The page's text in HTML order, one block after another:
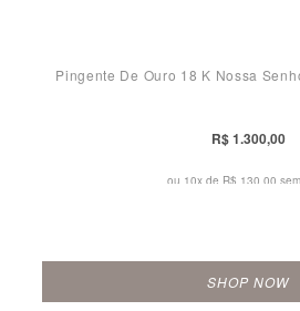
Pingente De Ouro 18 K Nossa
R$ 1.300,00
ou 10x de R$ 130,00
SHOP NOW